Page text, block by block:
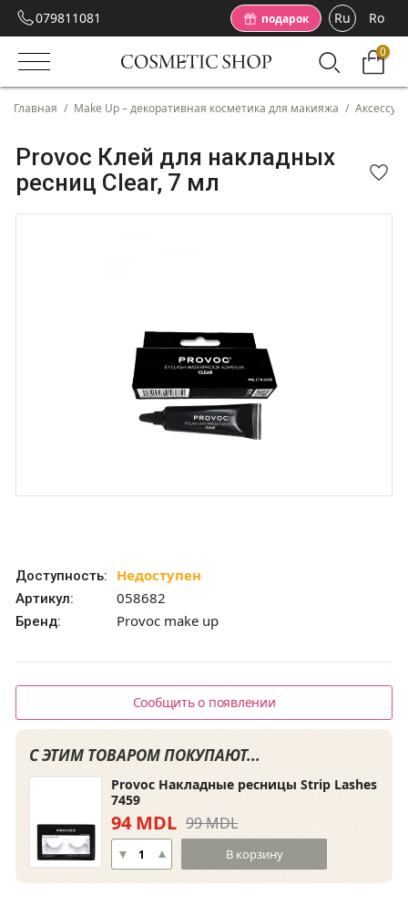
079811081 подарок Ru Ro
0
Главная / Make Up – декоративная косметика для макияжа /
Provoc Клей для накладных
ресниц Clear, 7 мл
Доступность: Недоступен
Артикул: 058682
Бренд: Provoc make up
Сообщить о появлении
С ЭТИМ ТОВАРОМ ПОКУПАЮТ...
Provoc Накладные ресницы Strip Lashes
7459
94 MDL 99 MDL
В корзину